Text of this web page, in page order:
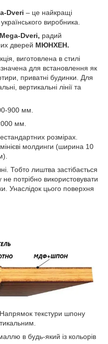
Dveri – це найкращі
українського виробника.
Mega-Dveri, радий
дверей МЮНХЕН.
виготовлена в стилі
для встановлення як
приватні будинки. Для
вертикальні лінії та
900 мм.
мм.
розмірах.
молдинги (ширина 10
Тобто лиштва застібається
потрібно використовувати
Унаслідок цього поверхня
текстури шпону
в будь-який із кольорів